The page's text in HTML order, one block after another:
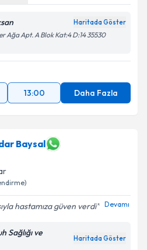
Haritada Göster
Ağa Apt. A Blok Kat:4 D:14 35530
13:00 Daha Fazla
Baysal
hastamıza güven verdi Devamı
Sağlığı ve
Haritada Göster